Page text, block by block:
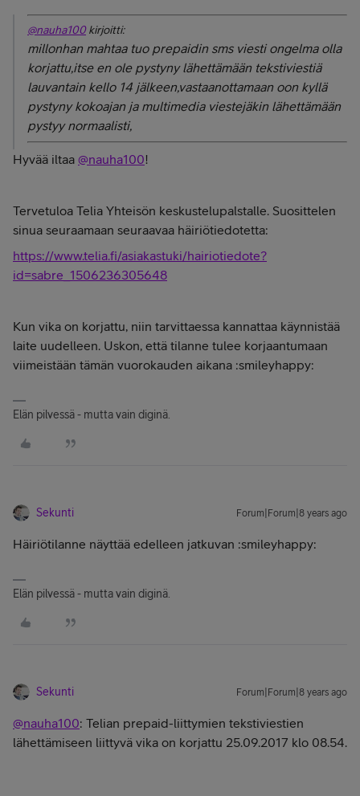
@nauha100kirjoitti:
millonhan mahtaa tuo prepaidin sms viesti ongelma olla
korjattu,itse en ole pystyny lähettämään tekstiviestiä
lauvantain kello 14 jälkeen,vastaanottamaan oon kyllä
pystyny kokoajan ja multimedia viestejäkin lähettämään
pystyy normaalisti,
Hyvää iltaa @nauha100!
Tervetuloa Telia Yhteisön keskustelupalstalle. Suosittelen
sinua seuraamaan seuraavaa häiriötiedotetta:
https://www.telia.fi/asiakastuki/hairiotiedote?
id=sabre_1506236305648
Kun vika on korjattu, niin tarvittaessa kannattaa käynnistää
laite uudelleen. Uskon, että tilanne tulee korjaantumaan
viimeistään tämän vuorokauden aikana :smileyhappy:
Elän pilvessä - mutta vain diginä.
Sekunti Forum|Forum|8 years ago
Häiriötilanne näyttää edelleen jatkuvan :smileyhappy:
Elän pilvessä - mutta vain diginä.
Sekunti Forum|Forum|8 years ago
@nauha100: Telian prepaid-liittymien tekstiviestien
lähettämiseen liittyvä vika on korjattu 25.09.2017 klo 08.54.